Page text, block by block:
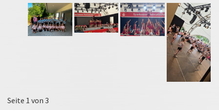
Seite 1 von 3